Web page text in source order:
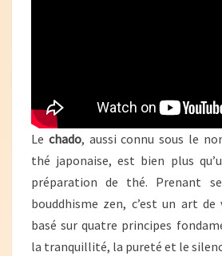
Le chado, aussi connu sous le
thé japonaise, est bien plus
préparation de thé. Prenant
bouddhisme zen, c’est un art
basé sur quatre principes
la tranquillité, la pureté et le